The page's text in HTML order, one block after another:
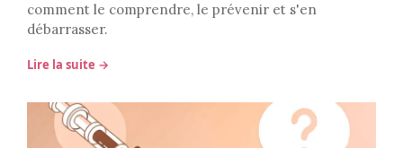
comment le comprendre, le prévenir et s'en
débarrasser.
Lire la suite →